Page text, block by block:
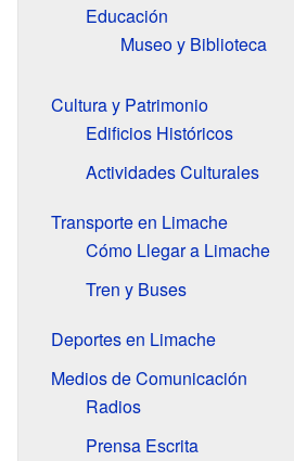
Educación
Museo y Biblioteca
Cultura y Patrimonio
Edificios Históricos
Actividades Culturales
Transporte en Limache
Cómo Llegar a Limache
Tren y Buses
Deportes en Limache
Medios de Comunicación
Radios
Prensa Escrita